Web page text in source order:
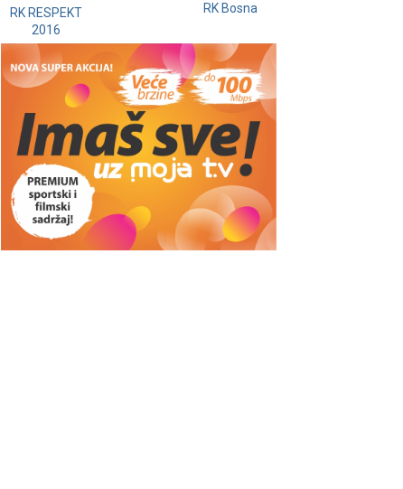
RK RESPEKT
2016
RK Bosna